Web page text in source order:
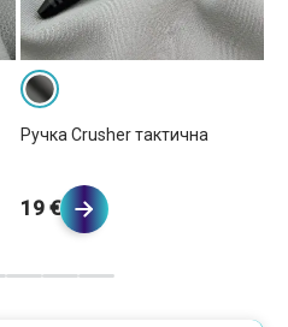
Ручка Crusher тактична
19 €